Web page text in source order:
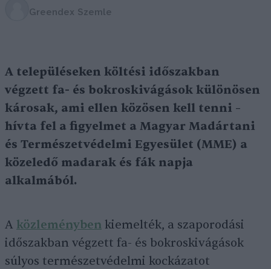
Greendex Szemle
A településeken költési időszakban
végzett fa- és bokroskivágások különösen
károsak, ami ellen közösen kell tenni –
hívta fel a figyelmet a Magyar Madártani
és Természetvédelmi Egyesület (MME) a
közeledő madarak és fák napja
alkalmából.
A közleményben kiemelték, a szaporodási
időszakban végzett fa- és bokroskivágások
súlyos természetvédelmi kockázatot